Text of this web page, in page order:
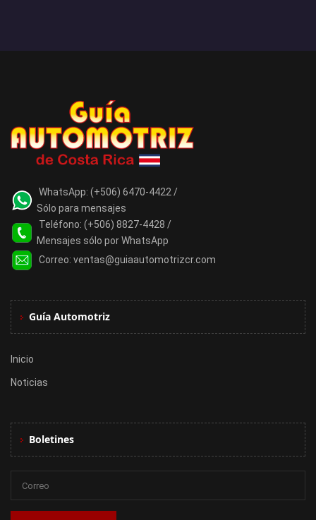
WhatsApp: (+506) 6470-4422 /
Sólo para mensajes
Teléfono: (+506) 8827-4428 /
Mensajes sólo por WhatsApp
Correo: ventas@guiaautomotrizcr.com
Guía Automotriz
Inicio
Noticias
Boletines